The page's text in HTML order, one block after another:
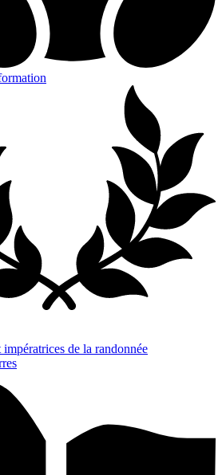
impératrices de la randonnée